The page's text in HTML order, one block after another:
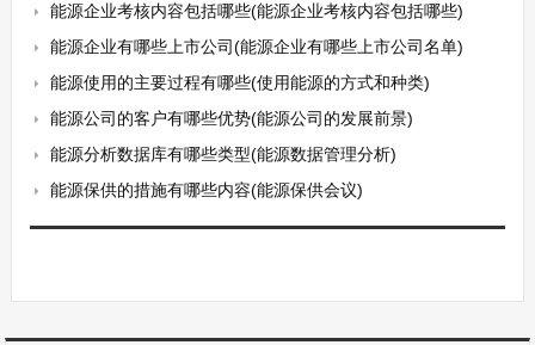
能源企业考核内容包括哪些(能源企业考核内容包括哪些)
能源企业有哪些上市公司(能源企业有哪些上市公司名单)
能源使用的主要过程有哪些(使用能源的方式和种类)
能源公司的客户有哪些优势(能源公司的发展前景)
能源分析数据库有哪些类型(能源数据管理分析)
能源保供的措施有哪些内容(能源保供会议)